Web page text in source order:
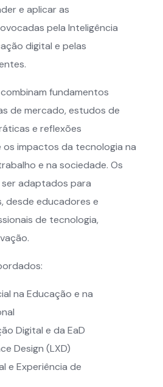
e aplicar as
pela Inteligência
digital e pelas
fundamentos
de mercado, estudos de
e reflexões
impactos da tecnologia na
e na sociedade. Os
adaptados para
desde educadores e
de tecnologia,
na Educação e na
Digital e da EaD
Design (LXD)
e Experiência de